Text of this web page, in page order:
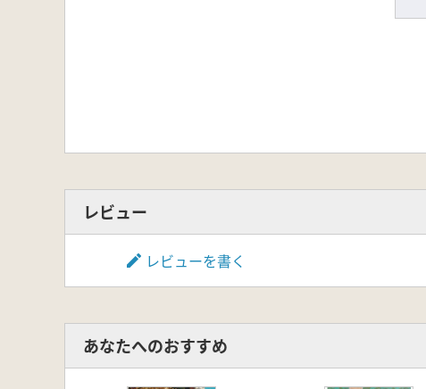
レビュー
レビューを書く
あなたへのおすすめ